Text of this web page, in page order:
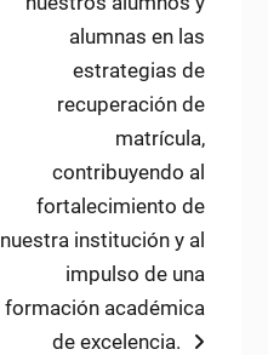
alumnas en las
estrategias de
recuperación de
matrícula,
contribuyendo al
fortalecimiento de
nuestra institución y al
impulso de una
formación académica
de excelencia.